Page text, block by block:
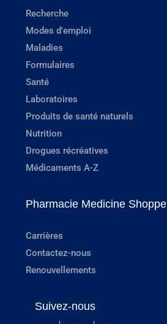
Recherche
Modes d'emploi
Maladies
Formulaires
Santé
Laboratoires
Produits de santé naturels
Nutrition
Drogues récréatives
Médicaments A-Z
Pharmacie Medicine Shoppe
Carrières
Contactez-nous
Renouvellements
Suivez-nous